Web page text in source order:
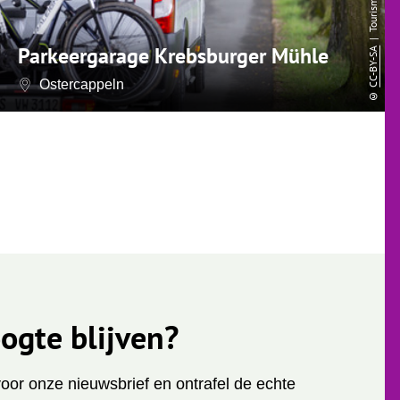
Parkeergarage Krebsburger Mühle
Ostercappeln
©
CC-BY-SA
blijven?
onze nieuwsbrief en ontrafel de echte